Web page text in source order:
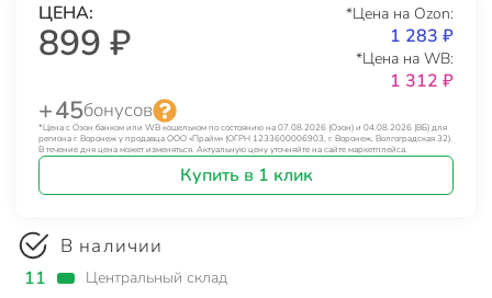
ЦЕНА:
899 ₽
*Цена на Ozon:
1 283 ₽
*Цена на WB:
1 312 ₽
+ 45бонусов
*Цена с Озон банком или WB кошельком по состоянию на 07.08.2026 (Озон) и 04.08.2026 (ВБ) для
региона г. Воронеж у продавца ООО «Прайм» (ОГРН 1233600006903, г. Воронеж, Волгоградская 32).
В течение дня цена может изменяться. Актуальную цену уточняйте на сайте маркетплейса.
Купить в 1 клик
В наличии
11 Центральный склад